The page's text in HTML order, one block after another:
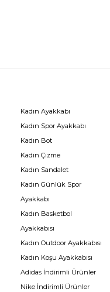
Kadın Ayakkabı
Kadın Spor Ayakkabı
Kadın Bot
Kadın Çizme
Kadın Sandalet
Kadın Günlük Spor
Ayakkabı
Kadın Basketbol
Ayakkabısı
Kadın Outdoor Ayakkabısı
Kadın Koşu Ayakkabısı
Adidas İndirimli Ürünler
Nike İndirimli Ürünler